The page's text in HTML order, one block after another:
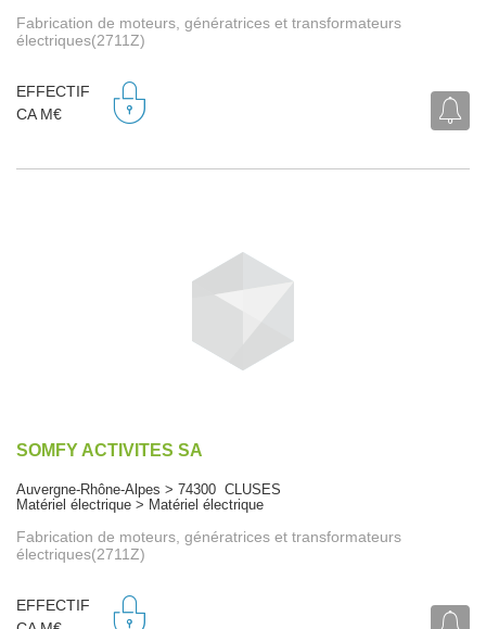
Fabrication de moteurs, génératrices et transformateurs
électriques(2711Z)
EFFECTIF
CA M€
SOMFY ACTIVITES SA
Auvergne-Rhône-Alpes > 74300 CLUSES
Matériel électrique > Matériel électrique
Fabrication de moteurs, génératrices et transformateurs
électriques(2711Z)
EFFECTIF